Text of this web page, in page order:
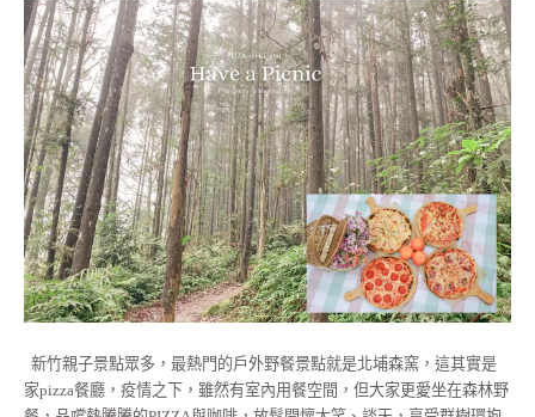
新竹親子景點眾多，最熱門的戶外野餐景點就是北埔森窯，這其實是
家pizza餐廳，疫情之下，雖然有室內用餐空間，但大家更愛坐在森林野